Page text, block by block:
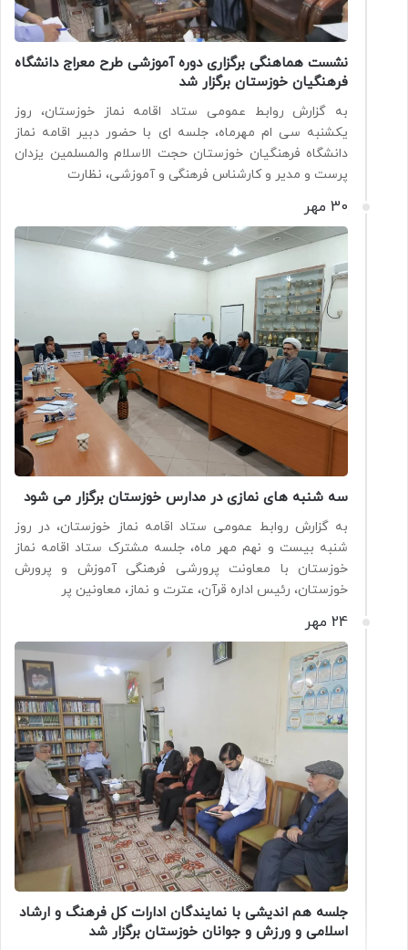
نشست هماهنگی برگزاری دوره آموزشی طرح معراج دانشگاه
فرهنگیان خوزستان برگزار شد
به گزارش روابط عمومی ستاد اقامه نماز خوزستان، روز
یکشنبه سی ام مهرماه، جلسه ای با حضور دبیر اقامه نماز
دانشگاه فرهنگیان خوزستان حجت الاسلام والمسلمین یزدان
پرست و مدیر و کارشناس فرهنگی و آموزشی، نظارت
30 مهر
سه شنبه های نمازی در مدارس خوزستان برگزار می شود
به گزارش روابط عمومی ستاد اقامه نماز خوزستان، در روز
شنبه بیست و نهم مهر ماه، جلسه مشترک ستاد اقامه نماز
خوزستان با معاونت پرورشی فرهنگی آموزش و پرورش
خوزستان، رئیس اداره قرآن، عترت و نماز، معاونین پر
24 مهر
جلسه هم اندیشی با نمایندگان ادارات کل فرهنگ و ارشاد
اسلامی و ورزش و جوانان خوزستان برگزار شد